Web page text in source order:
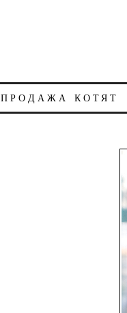
ПРОДАЖА КОТЯТ